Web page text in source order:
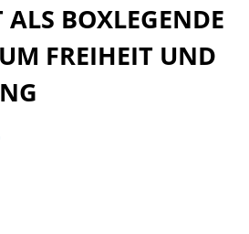
BOXLEGENDE
FREIHEIT UND